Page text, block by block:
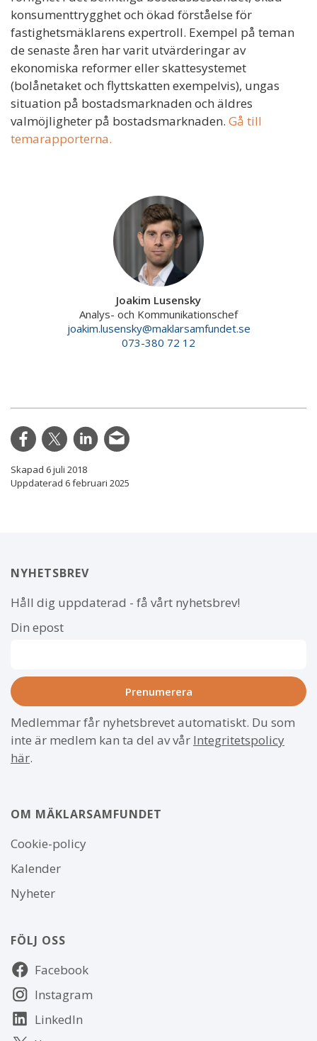
konsumenttrygghet och ökad förståelse för
fastighetsmäklarens expertroll. Exempel på teman
de senaste åren har varit utvärderingar av
ekonomiska reformer eller skattesystemet
(bolånetaket och flyttskatten exempelvis), ungas
situation på bostadsmarknaden och äldres
valmöjligheter på bostadsmarknaden. Gå till
temarapporterna.
Joakim Lusensky
Analys- och Kommunikationschef
joakim.lusensky@maklarsamfundet.se
073-380 72 12
Skapad 6 juli 2018
Uppdaterad 6 februari 2025
NYHETSBREV
Håll dig uppdaterad - få vårt nyhetsbrev!
Din epost
Medlemmar får nyhetsbrevet automatiskt. Du som
inte är medlem kan ta del av vår Integritetspolicy
här.
OM MÄKLARSAMFUNDET
Om
webbplatsen
Cookie-policy
Kalender
Nyheter
FÖLJ OSS
Följ
oss Facebook
Instagram
LinkedIn